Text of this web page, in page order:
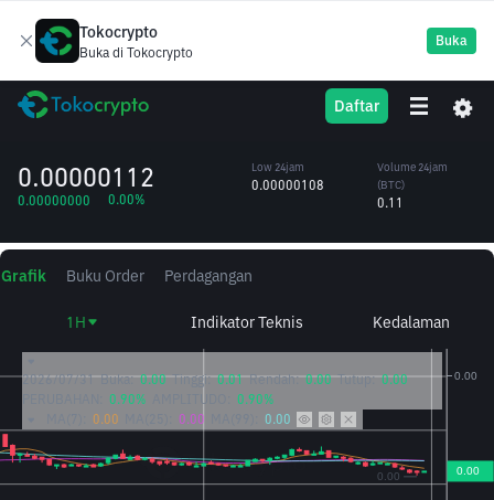
Tokocrypto
Buka di Tokocrypto
Buka
Daftar
POL
Polygon Ecosystem
Token
0.00000112
0.00000000 0.00%
Low 24jam
0.00000108
Volume 24jam
(POL)
Volume 24jam
(BTC)
0.11
Grafik Buku Order Perdagangan
1H Indikator Teknis Kedalaman
2026/07/31 Buka: 0.00 Tinggi: 0.01 Rendah: 0.00 Tutup: 0.00
0.90% AMPLITUDO:
0.90%
0.00 0.00 0.00